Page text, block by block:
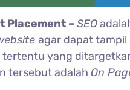
Placement –SEO
agar dapat
tertentu yang
tersebut adalah On